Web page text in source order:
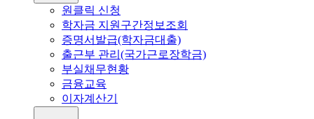
원클릭 신청
학자금 지원구간정보조회
증명서발급(학자금대출)
출근부 관리(국가근로장학금)
부실채무현황
금융교육
이자계산기